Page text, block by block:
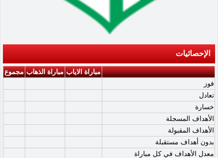
الإحصائيات
مباراة الاياب مباراة الذهاب مجموع
فوز
تعادل
خسارة
الأهداف المسجلة
الأهداف المقبولة
بدون أهداف مستقبلة
معدل الأهداف في كل مباراة